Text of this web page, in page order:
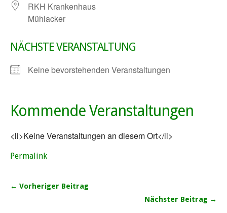
RKH Krankenhaus
Mühlacker
NÄCHSTE VERANSTALTUNG
Keine bevorstehenden Veranstaltungen
Kommende Veranstaltungen
<li>Keine Veranstaltungen an diesem Ort</li>
Permalink
← Vorheriger Beitrag
Nächster Beitrag →